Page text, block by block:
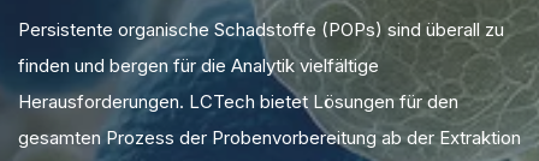
Persistente organische Schadstoffe (POPs) sind überall zu
finden und bergen für die Analytik vielfältige
Herausforderungen. LCTech bietet Lösungen für den
gesamten Prozess der Probenvorbereitung ab der Extraktion